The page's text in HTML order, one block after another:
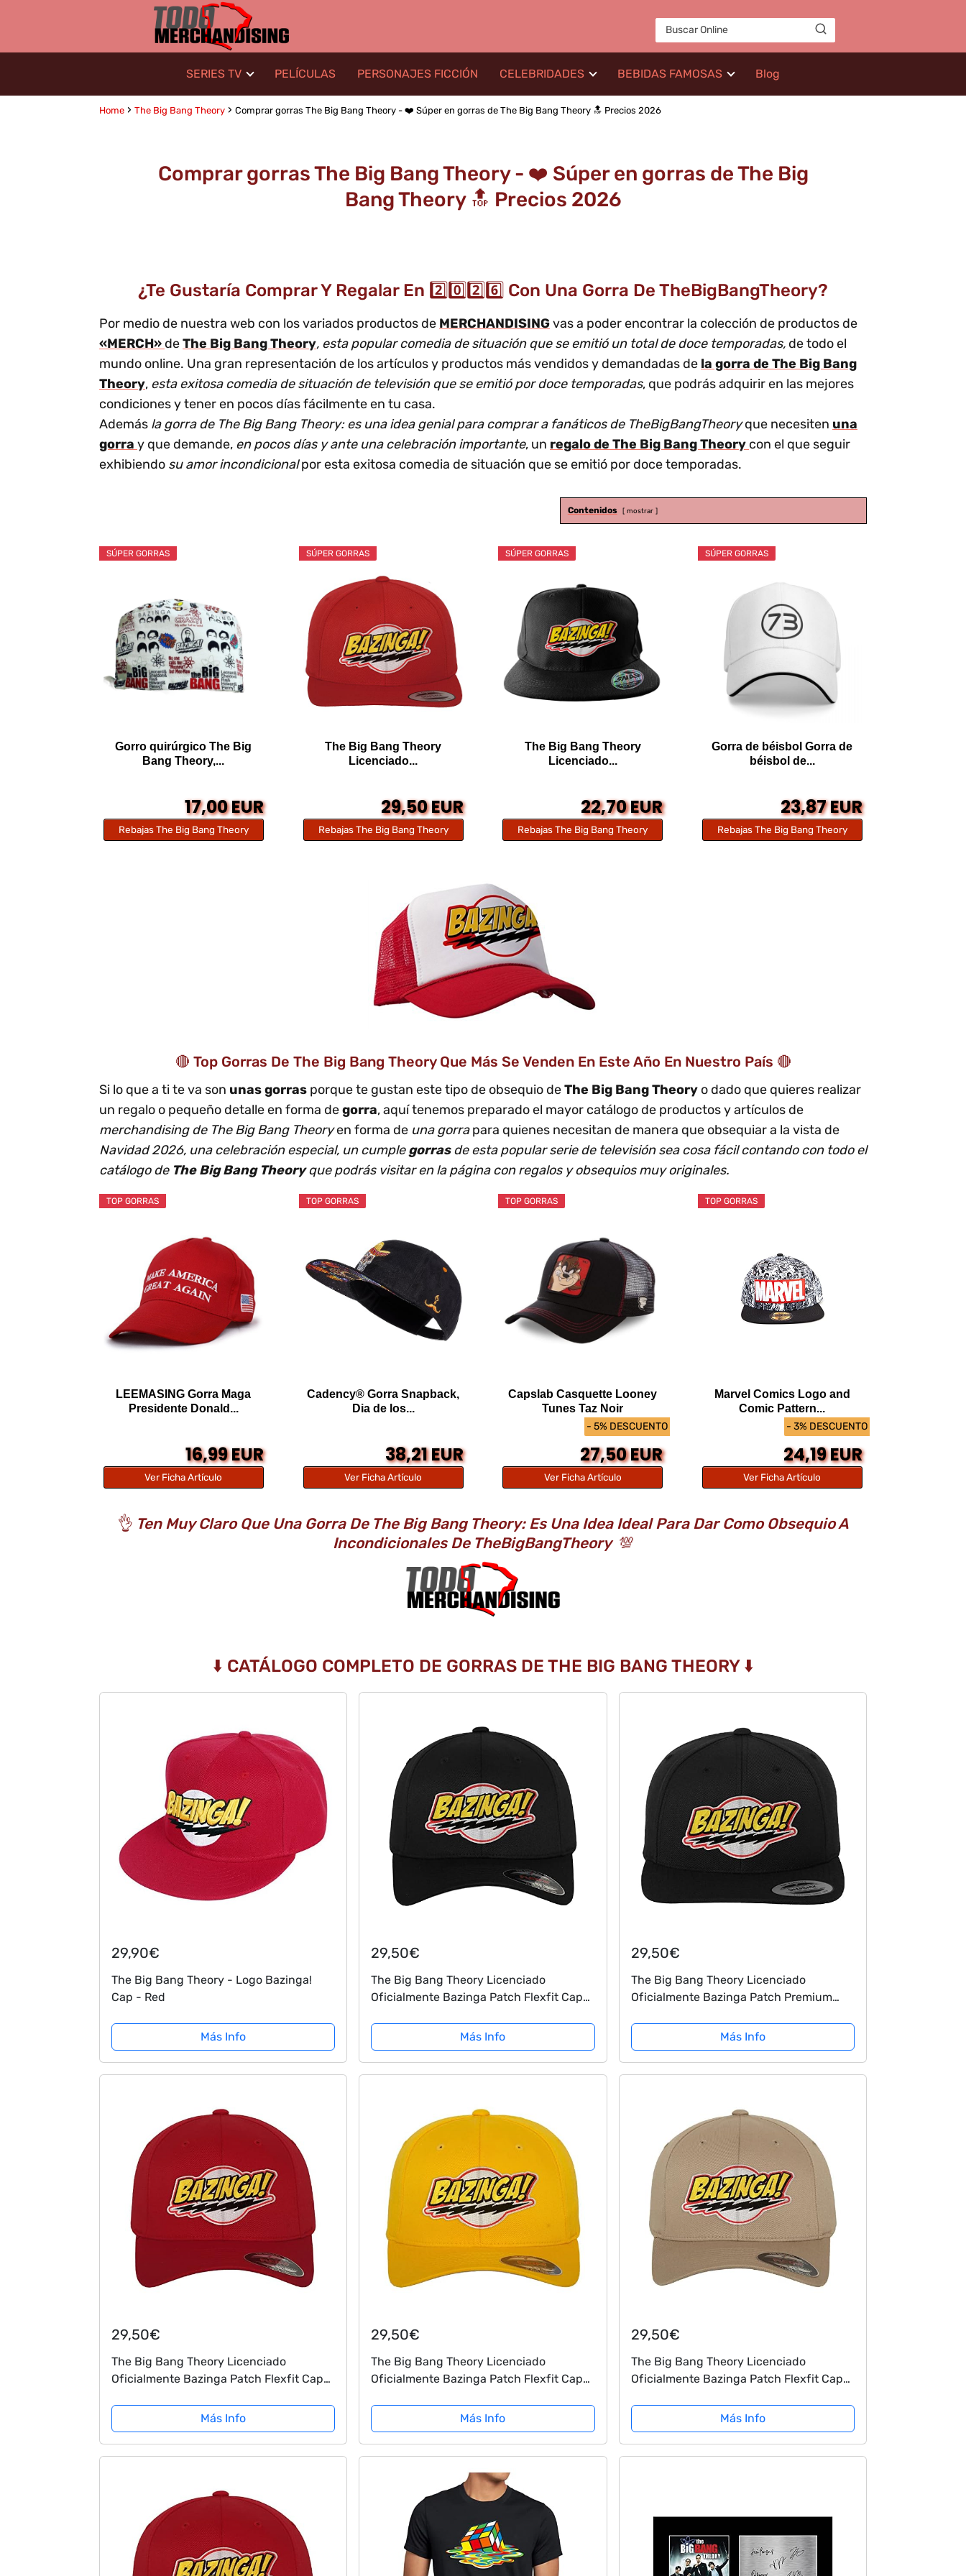
SERIES TV PELÍCULAS PERSONAJES FICCIÓN CELEBRIDADES BEBIDAS FAMOSAS Blog
Home The Big Bang Theory Comprar gorras The Big Bang Theory - ❤️ Súper en gorras de The Big Bang Theory 🔝 Precios 2026
Comprar gorras The Big Bang Theory - ❤️ Súper en gorras de The Big
Bang Theory 🔝 Precios 2026
¿Te Gustaría Comprar Y Regalar En 2️⃣0️⃣2️⃣6️⃣ Con Una Gorra De TheBigBangTheory?
Por medio de nuestra web con los variados productos de MERCHANDISINGvas a poder encontrar la colección de productos de
«MERCH» deThe Big Bang Theory, esta popular comedia de situación que se emitió un total de doce temporadas, de todo el
mundo online. Una gran representación de los artículos y productos más vendidos y demandadas de la gorra de The Big Bang
Theory, esta exitosa comedia de situación de televisión que se emitió por doce temporadas, que podrás adquirir en las mejores
condiciones y tener en pocos días fácilmente en tu casa.
Además la gorra de The Big Bang Theory: es una idea genial para comprar a fanáticos de TheBigBangTheoryque necesiten una
gorra y que demande, en pocos días y ante una celebración importante, un regalo de The Big Bang Theory con el que seguir
exhibiendo su amor incondicionalpor esta exitosa comedia de situación que se emitió por doce temporadas.
Contenidos mostrar
SÚPER GORRAS
Gorro quirúrgico The Big
Bang Theory,...
17,00 EUR
Rebajas The Big Bang Theory
SÚPER GORRAS
The Big Bang Theory
Licenciado...
29,50 EUR
Rebajas The Big Bang Theory
SÚPER GORRAS
The Big Bang Theory
Licenciado...
22,70 EUR
Rebajas The Big Bang Theory
SÚPER GORRAS
Gorra de béisbol Gorra de
béisbol de...
23,87 EUR
Rebajas The Big Bang Theory
🔴 Top Gorras De The Big Bang Theory Que Más Se Venden En Este Año En Nuestro País 🔴
Si lo que a ti te va son unas gorras porque te gustan este tipo de obsequio deThe Big Bang Theory o dado que quieres realizar
un regalo o pequeño detalle en forma degorra, aquí tenemos preparado el mayor catálogo de productos y artículos de
merchandising de The Big Bang Theoryen forma de una gorrapara quienes necesitan de manera que obsequiar a la vista de
Navidad 2026, una celebración especial, un cumplegorrasde esta popular serie de televisión sea cosa fácil contando con todo el
catálogo de The Big Bang Theoryque podrás visitar en la página con regalos y obsequios muy originales.
TOP GORRAS
LEEMASING Gorra Maga
Presidente Donald...
16,99 EUR
Ver Ficha Artículo
TOP GORRAS
Cadency® Gorra Snapback,
Dia de los...
38,21 EUR
Ver Ficha Artículo
- 5% DESCUENTO
TOP GORRAS
Capslab Casquette Looney
Tunes Taz Noir
27,50 EUR
Ver Ficha Artículo
- 3% DESCUENTO
TOP GORRAS
Marvel Comics Logo and
Comic Pattern...
24,19 EUR
Ver Ficha Artículo
👌 Ten Muy Claro Que Una Gorra De The Big Bang Theory: Es Una Idea Ideal Para Dar Como Obsequio A
Incondicionales De TheBigBangTheory 💯
⬇️ CATÁLOGO COMPLETO DE GORRAS DE THE BIG BANG THEORY ⬇️
29,90€
The Big Bang Theory - Logo Bazinga!
Cap - Red
Más Info
29,50€
The Big Bang Theory Licenciado
Oficialmente Bazinga Patch Flexfit Cap
Más Info
29,50€
The Big Bang Theory Licenciado
Oficialmente Bazinga Patch Premium
Más Info
29,50€
The Big Bang Theory Licenciado
Oficialmente Bazinga Patch Flexfit Cap
Más Info
29,50€
The Big Bang Theory Licenciado
Oficialmente Bazinga Patch Flexfit Cap
Más Info
29,50€
The Big Bang Theory Licenciado
Oficialmente Bazinga Patch Flexfit Cap
Más Info